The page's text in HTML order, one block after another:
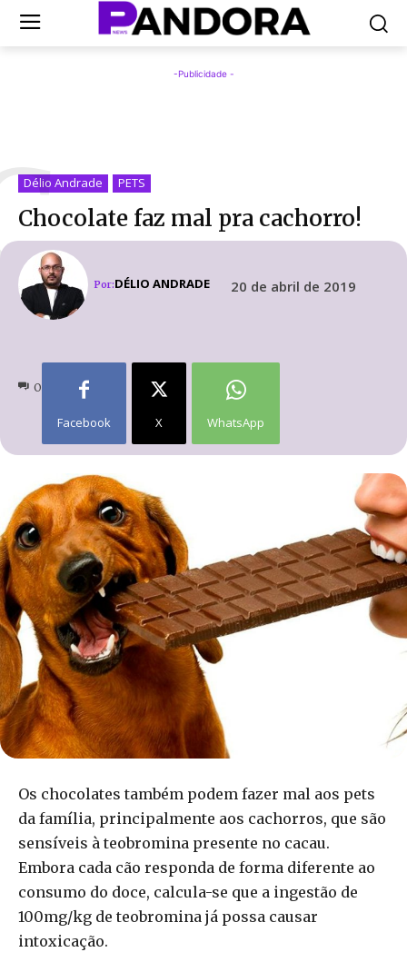
-Publicidade -
Délio Andrade PETS
Chocolate faz mal pra cachorro!
Por:DÉLIO ANDRADE 20 de abril de 2019
0
Facebook X WhatsApp
Os chocolates também podem fazer mal aos pets
da família, principalmente aos cachorros, que são
sensíveis à teobromina presente no cacau.
Embora cada cão responda de forma diferente ao
consumo do doce, calcula-se que a ingestão de
100mg/kg de teobromina já possa causar
intoxicação.